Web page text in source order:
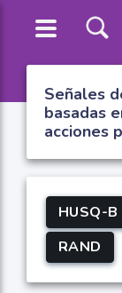
Señales
basadas
acciones
HUSQ-B
RAND